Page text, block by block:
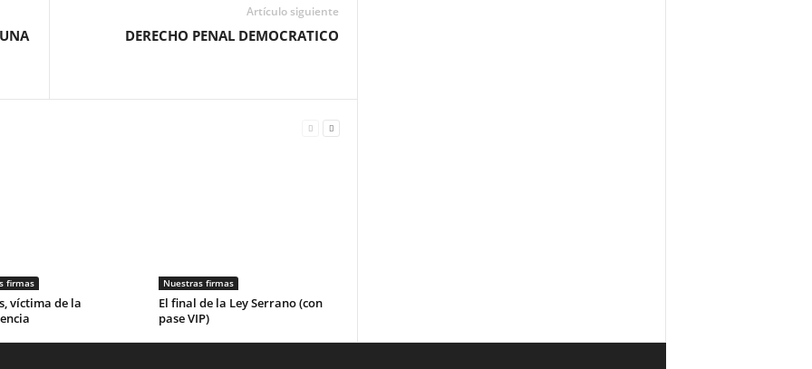
Artículo siguiente
DERECHO PENAL DEMOCRATICO
firmas
víctima de la
Nuestras firmas
El final de la Ley Serrano (con
pase VIP)